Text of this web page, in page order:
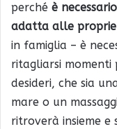
perché è
adatta alle proprie
in famiglia – è
ritagliarsi momenti
desideri, che sia
mare o un
ritroverà insieme e